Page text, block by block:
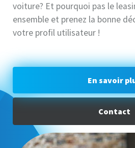
voiture? Et pourquoi pas le
ensemble et prenez la bonne
votre profil utilisateur !
En savoir
Contact